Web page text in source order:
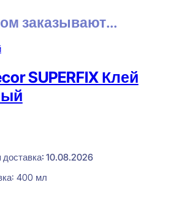
заказывают...
SUPERFIX Клей
10.08.2026
400 мл